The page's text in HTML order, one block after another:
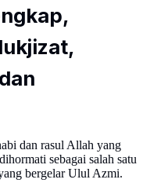
dan rasul Allah yang
sebagai salah satu
bergelar Ulul Azmi.